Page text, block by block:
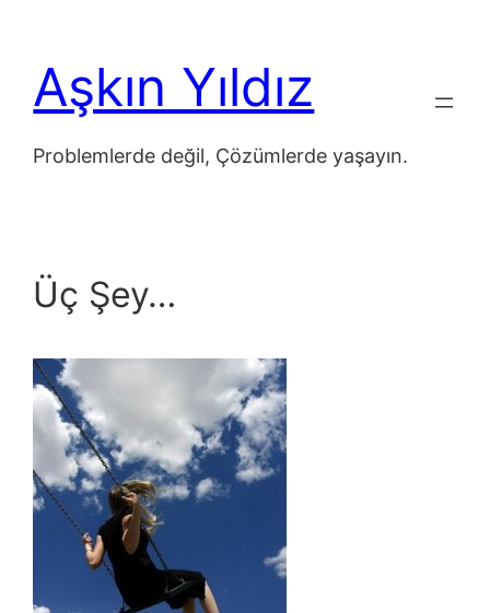
Aşkın Yıldız
Problemlerde değil, Çözümlerde yaşayın.
Üç Şey…